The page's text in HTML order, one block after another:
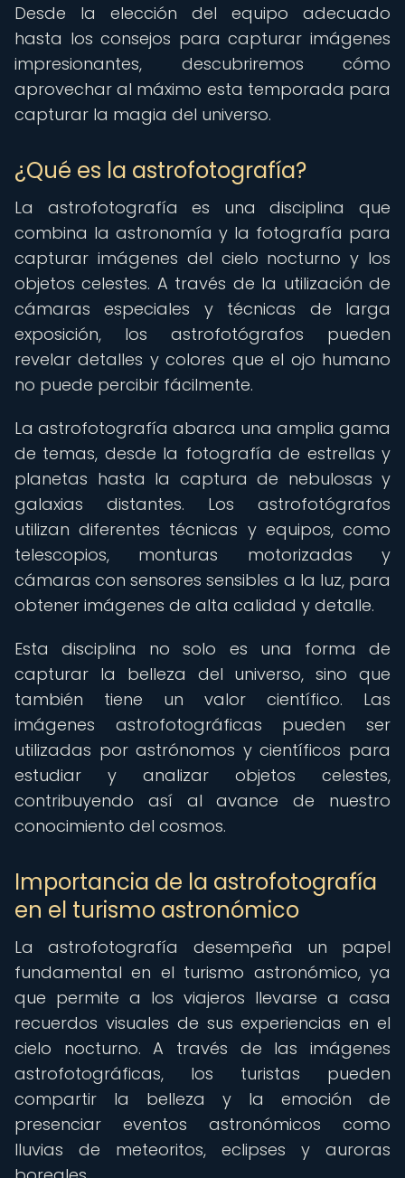
Desde la elección del equipo adecuado
hasta los consejos para capturar imágenes
impresionantes, descubriremos cómo
aprovechar al máximo esta temporada para
capturar la magia del universo.
¿Qué es la astrofotografía?
La astrofotografía es una disciplina que
combina la astronomía y la fotografía para
capturar imágenes del cielo nocturno y los
objetos celestes. A través de la utilización de
cámaras especiales y técnicas de larga
exposición, los astrofotógrafos pueden
revelar detalles y colores que el ojo humano
no puede percibir fácilmente.
La astrofotografía abarca una amplia gama
de temas, desde la fotografía de estrellas y
planetas hasta la captura de nebulosas y
galaxias distantes. Los astrofotógrafos
utilizan diferentes técnicas y equipos, como
telescopios, monturas motorizadas y
cámaras con sensores sensibles a la luz, para
obtener imágenes de alta calidad y detalle.
Esta disciplina no solo es una forma de
capturar la belleza del universo, sino que
también tiene un valor científico. Las
imágenes astrofotográficas pueden ser
utilizadas por astrónomos y científicos para
estudiar y analizar objetos celestes,
contribuyendo así al avance de nuestro
conocimiento del cosmos.
Importancia de la astrofotografía
en el turismo astronómico
La astrofotografía desempeña un papel
fundamental en el turismo astronómico, ya
que permite a los viajeros llevarse a casa
recuerdos visuales de sus experiencias en el
cielo nocturno. A través de las imágenes
astrofotográficas, los turistas pueden
compartir la belleza y la emoción de
presenciar eventos astronómicos como
lluvias de meteoritos, eclipses y auroras